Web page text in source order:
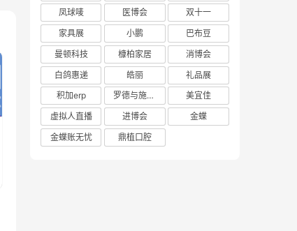
凤球唛
医博会
双十一
家具展
小鹏
巴布豆
曼顿科技
槺柏家居
消博会
白鸽惠递
皓丽
礼品展
积加erp
罗德与施瓦茨
美宜佳
虚拟人直播
进博会
金蝶
金蝶账无忧
鼎植口腔